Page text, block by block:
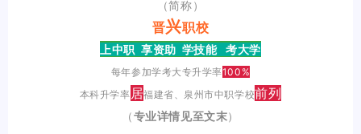
（简称）
晋兴职校
上中职 享资助 学技能 考大学
每年参加学考大专升学率100%
本科升学率 居福建省、泉州市中职学校前列
（专业详情见至文末）